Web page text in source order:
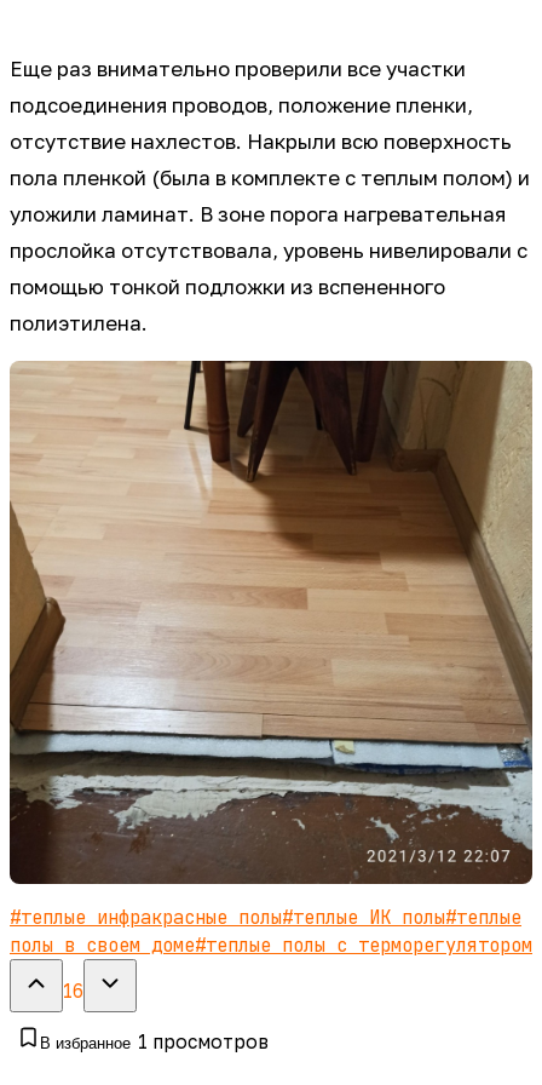
Еще раз внимательно проверили все участки
подсоединения проводов, положение пленки,
отсутствие нахлестов. Накрыли всю поверхность
пола пленкой (была в комплекте с теплым полом) и
уложили ламинат. В зоне порога нагревательная
прослойка отсутствовала, уровень нивелировали с
помощью тонкой подложки из вспененного
полиэтилена.
#теплые инфракрасные полы#теплые ИК полы#теплые
полы в своем доме#теплые полы с терморегулятором
16
В избранное 1 просмотров